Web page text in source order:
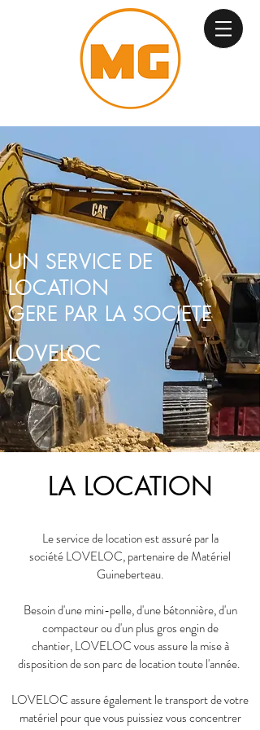
UN SERVICE DE
LOCATION
GERE PAR LA SOCIETE
LOVELOC
LA LOCATION
Le service de location est assuré par la
sociétéLOVELOC, partenaire de Matériel
Guineberteau.
Besoin d'une mini-pelle, d'une bétonnière, d'un
compacteur ou d'un plus gros engin de
chantier,LOVELOCvous assure la mise à
disposition de son parc de location toute l'année.
LOVELOCassure également le transport de votre
matériel pour que vous puissiez vous concentrer